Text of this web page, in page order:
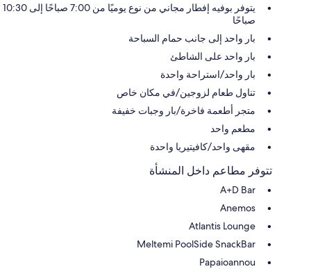
يتوفر بوفيه إفطار مجاني من نوع يوميًا من 7:00 صباحًا إلى 10:30
صباحًا
بار واحد إلى جانب حمام السباحة
بار واحد على الشاطئ
بار واحد/استراحة واحدة
تناول طعام لزوجين/في مكان خاص
متجر أطعمة فاخرة/بار وجبات خفيفة
مطعم واحد
مقهى واحد/كافيتيريا واحدة
تتوفر مطاعم داخل المنشأة
A+D Bar
Anemos
Atlantis Lounge
Meltemi PoolSide SnackBar
Papaioannou